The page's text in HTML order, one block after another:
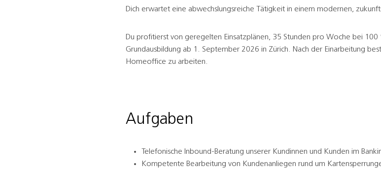
Dich erwartet eine abwechslungsreiche Tätigkeit in einem modernen,
Du profitierst von geregelten Einsatzplänen, 35 Stunden pro Woche bei
Grundausbildung ab 1. September 2026 in Zürich. Nach der Einarbeitung
Homeoffice zu arbeiten.
Aufgaben
Telefonische Inbound-Beratung unserer Kundinnen und Kunden im
Kompetente Bearbeitung von Kundenanliegen rund um